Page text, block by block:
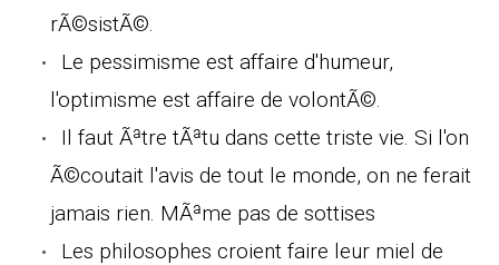
rÃ©sistÃ©.
Le pessimisme est affaire d'humeur,
l'optimisme est affaire de volontÃ©.
Il faut Ãªtre tÃªtu dans cette triste vie. Si l'on
Ã©coutait l'avis de tout le monde, on ne ferait
jamais rien. MÃªme pas de sottises
Les philosophes croient faire leur miel de